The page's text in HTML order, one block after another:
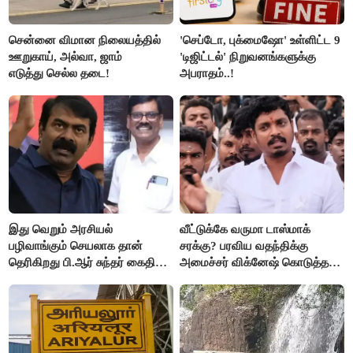
சென்னை விமான நிலையத்தில்
ஊறுகாய், அல்வா, ஜாம்
எடுத்து செல்ல தடை!
'செப்டோ, புக்மைஷோ' உள்ளிட்ட 9
'டிஜிட்டல்' நிறுவனங்களுக்கு
அபராதம்..!
இது வெறும் அரசியல்
பழிவாங்கும் செயலாக தான்
தெரிகிறது பி.ஆர் சுந்தர் கைதிற்கு
வீட்டுக்கே வருமா டாஸ்மாக்
சரக்கு? பரவிய வதந்திக்கு
அமைச்சர் விக்னேஷ் கொடுத்த